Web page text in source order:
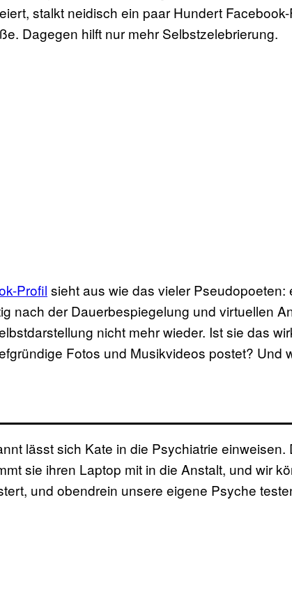
stalkt neidisch ein paar Hundert
Dagegen hilft nur mehr Selbstzelebrierung.
Profil sieht aus wie das vieler Pseudopoeten:
nach der Dauerbespiegelung und virtuellen
nicht mehr wieder. Ist sie das
Fotos und Musikvideos postet? Und
lässt sich Kate in die Psychiatrie einweisen.
sie ihren Laptop mit in die Anstalt, und wir
und obendrein unsere eigene Psyche